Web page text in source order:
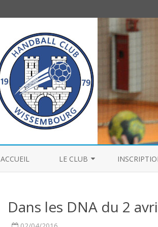
ACCUEIL LE CLUB
HISTOIRE
Dans les DNA du 2